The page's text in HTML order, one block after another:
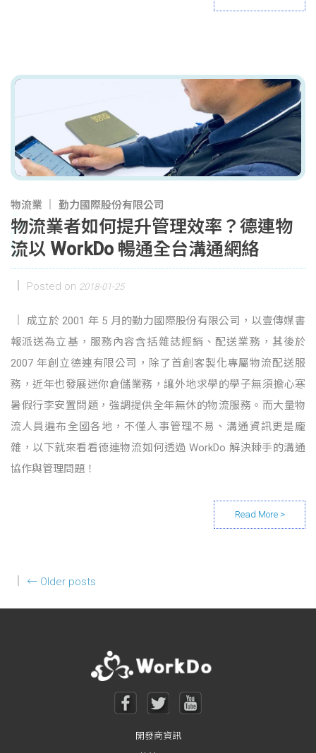
物流業 勤力國際股份有限公司
物流業者如何提升管理效率？德連物
流以 WorkDo 暢通全台溝通網絡
Posted on 2018-01-25
成立於 2001 年 5 月的勤力國際股份有限公司，以壹傳媒書
報派送為立基，服務內容含括雜誌經銷、配送業務，其後於
2007 年創立德連有限公司，除了首創客製化專屬物流配送服
務，近年也發展迷你倉儲業務，讓外地求學的學子無須擔心寒
暑假行李安置問題，強調提供全年無休的物流服務。而大量物
流人員遍布全國各地，不僅人事管理不易、溝通資訊更是龐
雜，以下就來看看德連物流如何透過 WorkDo 解決棘手的溝通
協作與管理問題！
Posts navigation
← Older posts
開發商資訊